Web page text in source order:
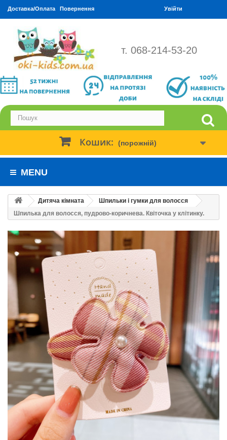
Доставка/Оплата Повернення Увійти
т. 068-214-53-20
Кошик: (порожній)
MENU
Дитяча кімната
Шпильки і гумки для волосся
Шпилька для волосся, пудрово-коричнева. Квіточка у клітинку.